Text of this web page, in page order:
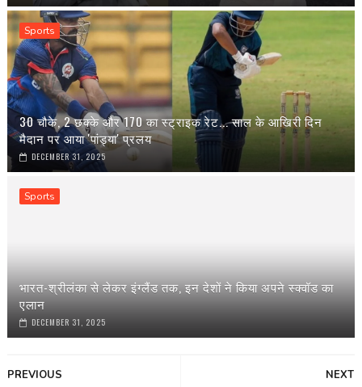
Sports
30 चौके, 2 छक्के और 170 का स्ट्राइक रेट... साल के आखिरी दिन
मैदान पर आया 'पांड्या' प्रलय
DECEMBER 31, 2025
Sports
भारत-श्रीलंका से लेकर इंग्‍लैंड तक, इन देशों ने किया अपने स्‍क्वॉड का
एलान
DECEMBER 31, 2025
NEXT
PREVIOUS